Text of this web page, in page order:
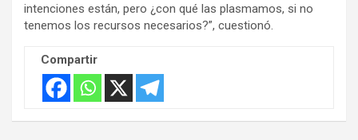
intenciones están, pero ¿con qué las plasmamos, si no
tenemos los recursos necesarios?”, cuestionó.
Compartir